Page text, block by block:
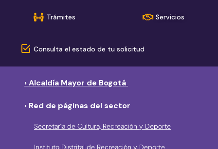
Trámites Servicios
Consulta el estado de tu solicitud
› Alcaldía Mayor de Bogotá
› Red de páginas del sector
Secretaría de Cultura, Recreación y Deporte
Instituto Distrital de Recreación y Deporte